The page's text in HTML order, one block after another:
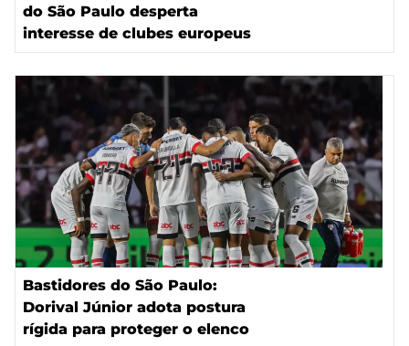
do São Paulo desperta
interesse de clubes europeus
Bastidores do São Paulo:
Dorival Júnior adota postura
rígida para proteger o elenco